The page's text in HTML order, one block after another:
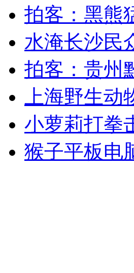
山西运城恶犬咬伤多人 警民
女孩北京地铁殴打老人 痛下
无痛分娩是否安全 医生回应
外交部：反对强权政治霸凌主
拍客：黑熊
水淹长沙民
拍客：贵州
上海野生
小萝莉打拳
猴子平板电